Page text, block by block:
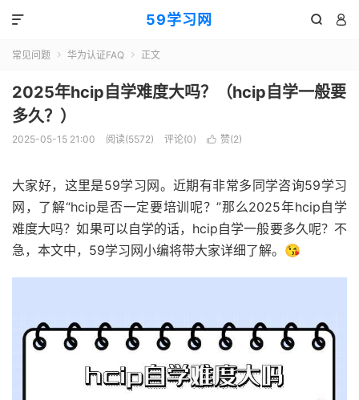
59学习网  

常见问题  华为认证FAQ  正文
2025年hcip自学难度大吗？（hcip自学一般要
多久？）
2025-05-15 21:00 阅读(5572) 评论(0)  赞(2)
大家好，这里是59学习网。近期有非常多同学咨询59学习
网，了解“hcip是否一定要培训呢？”那么2025年hcip自学
难度大吗？如果可以自学的话，hcip自学一般要多久呢？不
急，本文中，59学习网小编将带大家详细了解。😘